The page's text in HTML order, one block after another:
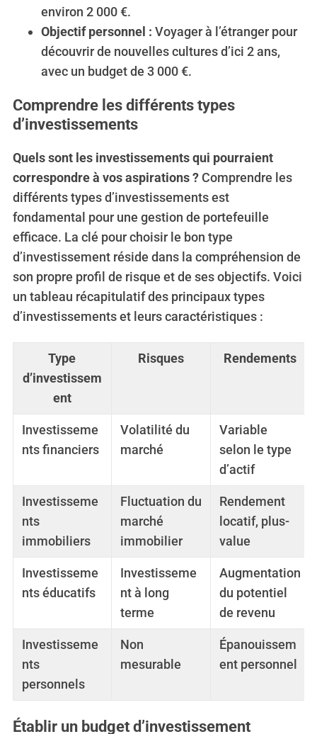
environ 2 000 €.
Objectif personnel : Voyager à l’étranger pour
découvrir de nouvelles cultures d’ici 2 ans,
avec un budget de 3 000 €.
Comprendre les différents types
d’investissements
Quels sont les investissements qui pourraient
correspondre à vos aspirations ?Comprendre les
différents types d’investissements est
fondamental pour une gestion de portefeuille
efficace. La clé pour choisir le bon type
d’investissement réside dans la compréhension de
son propre profil de risque et de ses objectifs. Voici
un tableau récapitulatif des principaux types
d’investissements et leurs caractéristiques :
Type
d’investissem
ent
Risques Rendements
Investisseme
nts financiers
Volatilité du
marché
Variable
selon le type
d’actif
Investisseme
nts
immobiliers
Fluctuation du
marché
immobilier
Rendement
locatif, plus-
value
Investisseme
nts éducatifs
Investisseme
nt à long
terme
Augmentation
du potentiel
de revenu
Investisseme
nts
personnels
Non
mesurable
Épanouissem
ent personnel
Établir un budget d’investissement